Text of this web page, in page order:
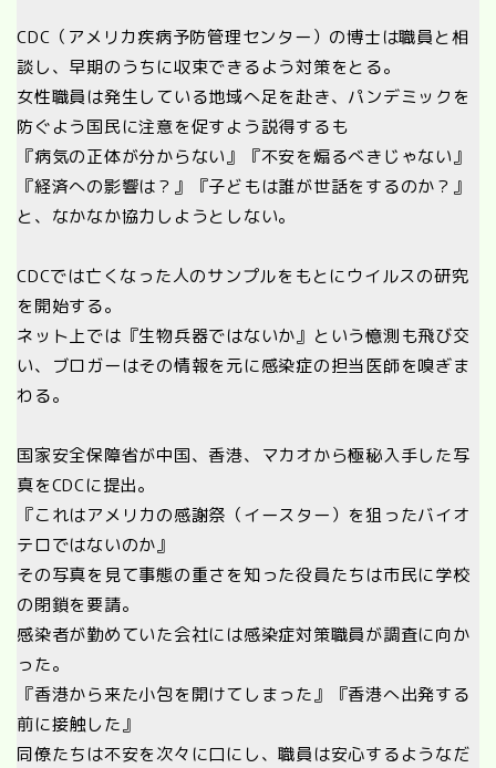
CDC（アメリカ疾病予防管理センター）の博士は職員と相
談し、早期のうちに収束できるよう対策をとる。
女性職員は発生している地域へ足を赴き、パンデミックを
防ぐよう国民に注意を促すよう説得するも
『病気の正体が分からない』『不安を煽るべきじゃない』
『経済への影響は？』『子どもは誰が世話をするのか？』
と、なかなか協力しようとしない。
CDCでは亡くなった人のサンプルをもとにウイルスの研究
を開始する。
ネット上では『生物兵器ではないか』という憶測も飛び交
い、ブロガーはその情報を元に感染症の担当医師を嗅ぎま
わる。
国家安全保障省が中国、香港、マカオから極秘入手した写
真をCDCに提出。
『これはアメリカの感謝祭（イースター）を狙ったバイオ
テロではないのか』
その写真を見て事態の重さを知った役員たちは市民に学校
の閉鎖を要請。
感染者が勤めていた会社には感染症対策職員が調査に向か
った。
『香港から来た小包を開けてしまった』『香港へ出発する
前に接触した』
同僚たちは不安を次々に口にし、職員は安心するようなだ